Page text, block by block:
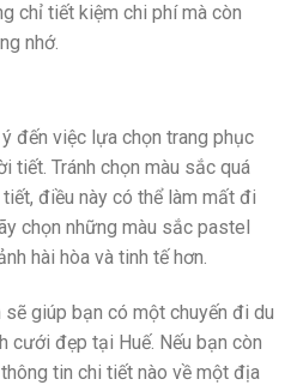
chỉ tiết kiệm chi phí mà còn
nhớ.
đến việc lựa chọn trang phục
tiết. Tránh chọn màu sắc quá
điều này có thể làm mất đi
chọn những màu sắc pastel
hài hòa và tinh tế hơn.
giúp bạn có một chuyến đi du
cưới đẹp tại Huế. Nếu bạn còn
tin chi tiết nào về một địa